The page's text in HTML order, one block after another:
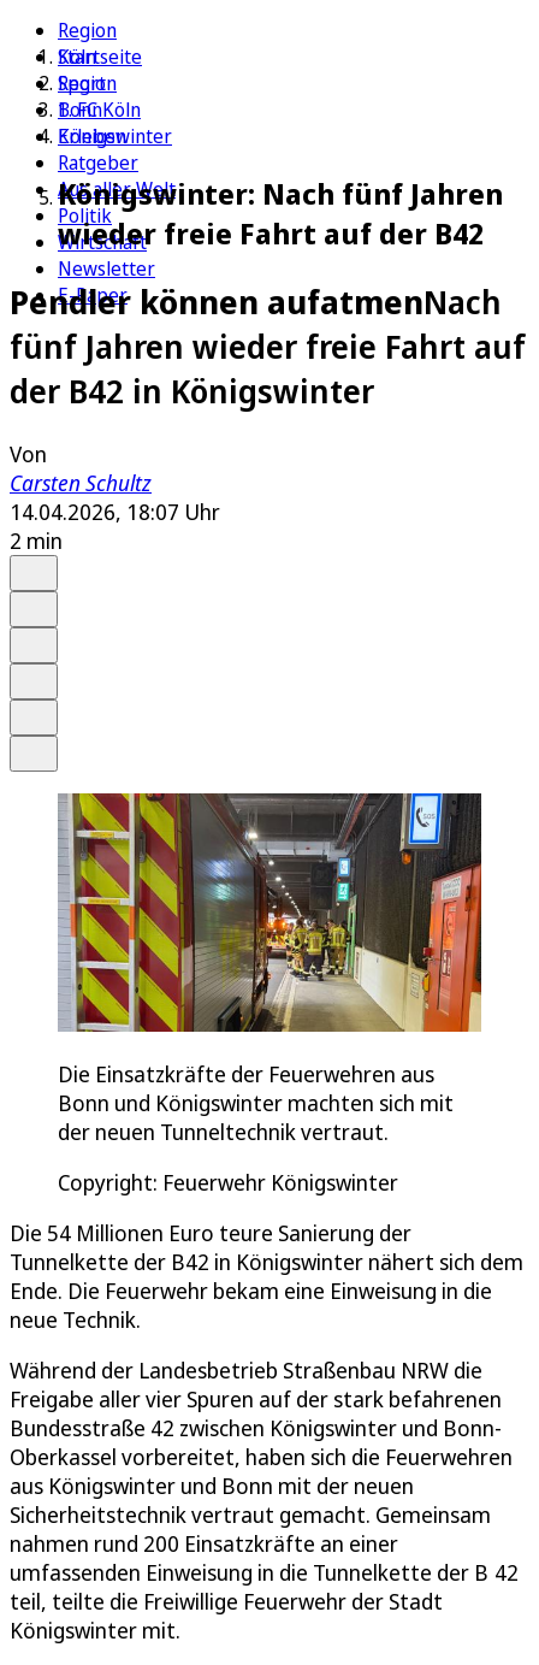
Region
Köln
Sport
1. FC Köln
Erleben
Ratgeber
Aus aller Welt
Politik
Wirtschaft
Newsletter
E-Paper
Startseite
Region
Bonn
Königswinter
Königswinter: Nach fünf Jahren
wieder freie Fahrt auf der B42
Pendler können aufatmenNach
fünf Jahren wieder freie Fahrt auf
der B42 in Königswinter
Von
Carsten Schultz
14.04.2026, 18:07 Uhr
2 min
Die Einsatzkräfte der Feuerwehren aus
Bonn und Königswinter machten sich mit
der neuen Tunneltechnik vertraut.
Copyright: Feuerwehr Königswinter
Die 54 Millionen Euro teure Sanierung der
Tunnelkette der B42 in Königswinter nähert sich dem
Ende. Die Feuerwehr bekam eine Einweisung in die
neue Technik.
Während der Landesbetrieb Straßenbau NRW die
Freigabe aller vier Spuren auf der stark befahrenen
Bundesstraße 42 zwischen Königswinter und Bonn-
Oberkassel vorbereitet, haben sich die Feuerwehren
aus Königswinter und Bonn mit der neuen
Sicherheitstechnik vertraut gemacht. Gemeinsam
nahmen rund 200 Einsatzkräfte an einer
umfassenden Einweisung in die Tunnelkette der B 42
teil, teilte die Freiwillige Feuerwehr der Stadt
Königswinter mit.